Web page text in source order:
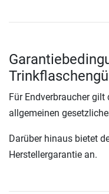
Für Endverbraucher
allgemeinen
Darüber hinaus bietet
Herstellergarantie an.